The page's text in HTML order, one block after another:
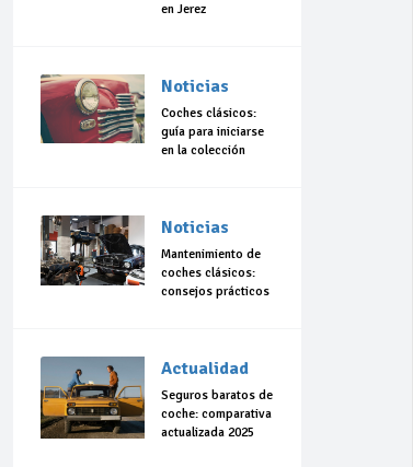
en Jerez
Noticias
Coches clásicos:
guía para iniciarse
en la colección
Noticias
Mantenimiento de
coches clásicos:
consejos prácticos
Actualidad
Seguros baratos de
coche: comparativa
actualizada 2025